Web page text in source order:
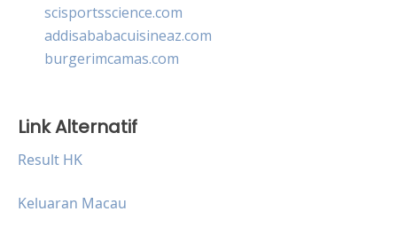
scisportsscience.com
addisababacuisineaz.com
burgerimcamas.com
Link Alternatif
Result HK
Keluaran Macau